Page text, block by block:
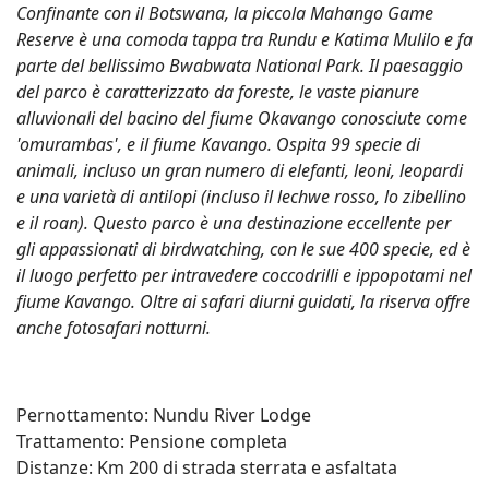
Confinante con il Botswana, la piccola Mahango Game
Reserve è una comoda tappa tra Rundu e Katima Mulilo e fa
parte del bellissimo Bwabwata National Park. Il paesaggio
del parco è caratterizzato da foreste, le vaste pianure
alluvionali del bacino del fiume Okavango conosciute come
'omurambas', e il fiume Kavango. Ospita 99 specie di
animali, incluso un gran numero di elefanti, leoni, leopardi
e una varietà di antilopi (incluso il lechwe rosso, lo zibellino
e il roan). Questo parco è una destinazione eccellente per
gli appassionati di birdwatching, con le sue 400 specie, ed è
il luogo perfetto per intravedere coccodrilli e ippopotami nel
fiume Kavango. Oltre ai safari diurni guidati, la riserva offre
anche fotosafari notturni.
Pernottamento: Nundu River Lodge
Trattamento: Pensione completa
Distanze: Km 200 di strada sterrata e asfaltata